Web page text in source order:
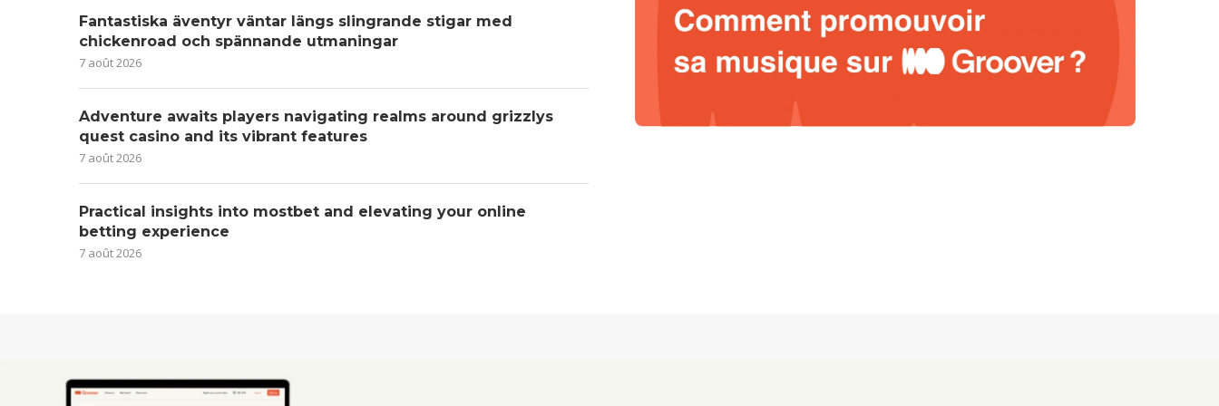
Fantastiska äventyr väntar längs slingrande stigar med
chickenroad och spännande utmaningar
7 août 2026
Adventure awaits players navigating realms around grizzlys
quest casino and its vibrant features
7 août 2026
Practical insights into mostbet and elevating your online
betting experience
7 août 2026